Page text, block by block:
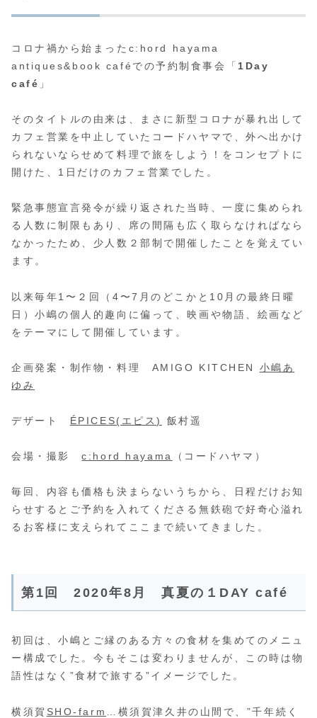
コロナ禍から始まったc:hord hayama
antiques&book caféでの予約制食事会「 1Day
café 」
そのタイトルの由来は、まさに新型コロナが暴れ出して
カフェ営業を中止していたコードハヤマで、外へ出かけ
られないならせめて料理で旅をしよう！をコンセプトに
開けた、1日だけのカフェ営業でした。
緊急事態宣言発令が繰り返された当時、一度に集められ
る人数に制限もあり、席の間隔も広く取らなければなら
なかったため、少人数２部制で開催したことを覚えてい
ます。
以来毎年1〜２回（4〜7月のどこかと10月の最終日曜
日）小嶋の個人的趣向に偏って、映画や物語、絵画など
をテーマにして開催しています。
企画発案・制作物・料理 AMIGO KITCHEN 小嶋あ
ゆみ
デザート ÉPICES(エピス) 飯村遥
会場・撮影c:hord hayama （コードハヤマ）
毎回、内容も価格も決まらないうちから、日程だけお知
らせするとご予約を入れてくださる無鉄砲で好奇心溢れ
るお客様に支えられてここまで続いてきました。
第1回 2020年8月 真夏の１DAY café
初回は、小嶋とご縁のある方々の食材を集めてのメニュ
ー構成でした。今もそこは変わりませんが、この時は物
語性はなく”食材で旅する”イメージでした。
横須賀 SHO-farm
…横須賀津久井の山間で、”千年続く